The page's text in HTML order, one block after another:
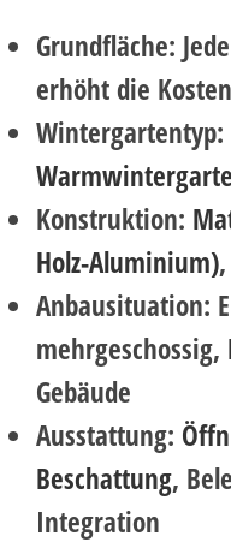
Grundfläche:
erhöht die
Wintergartentyp:
Konstruktion:
Holz-Aluminium)
Anbausituation:
mehrgeschossig,
Gebäude
Ausstattung:
Beschattung,
Integration